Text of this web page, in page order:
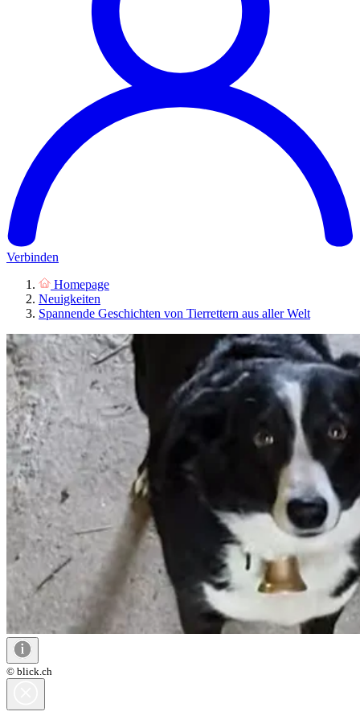
Verbinden
Homepage
Neuigkeiten
Spannende Geschichten von Tierrettern aus aller Welt
© blick.ch